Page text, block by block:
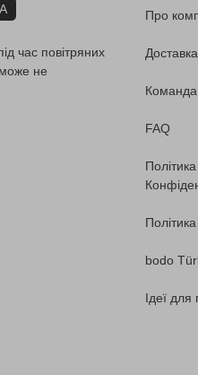
час повітряних
може не
Про
Доставка
Команда
FAQ
Політика
bodo
Ідеї для